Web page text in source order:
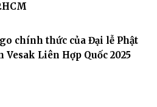
chính thức của Đại lễ Phật
Vesak Liên Hợp Quốc 2025